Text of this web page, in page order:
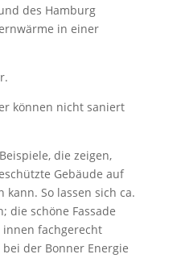
des Hamburg
in einer
können nicht saniert
die zeigen,
Gebäude auf
So lassen sich ca.
die schöne Fassade
fachgerecht
der Bonner Energie